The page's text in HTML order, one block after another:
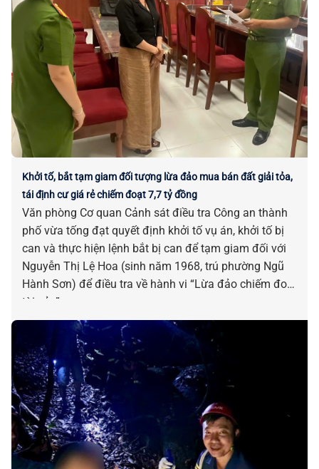
Khởi tố, bắt tạm giam đối tượng lừa đảo mua bán đất giải tỏa,
tái định cư giá rẻ chiếm đoạt 7,7 tỷ đồng
Văn phòng Cơ quan Cảnh sát điều tra Công an thành
phố vừa tống đạt quyết định khởi tố vụ án, khởi tố bị
can và thực hiện lệnh bắt bị can để tạm giam đối với
Nguyễn Thị Lệ Hoa (sinh năm 1968, trú phường Ngũ
Hành Sơn) để điều tra về hành vi “Lừa đảo chiếm đoạt
tài sản”.